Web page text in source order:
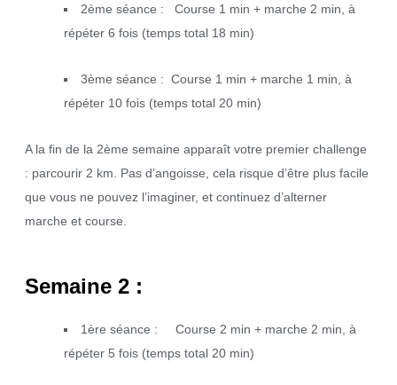
2ème séance : Course 1 min + marche 2 min, à
répéter 6 fois (temps total 18 min)
3ème séance : Course 1 min + marche 1 min, à
répéter 10 fois (temps total 20 min)
A la fin de la 2ème semaine apparaît votre premier challenge
: parcourir 2 km. Pas d’angoisse, cela risque d’être plus facile
que vous ne pouvez l’imaginer, et continuez d’alterner
marche et course.
Semaine 2 :
1ère séance : Course 2 min + marche 2 min, à
répéter 5 fois (temps total 20 min)